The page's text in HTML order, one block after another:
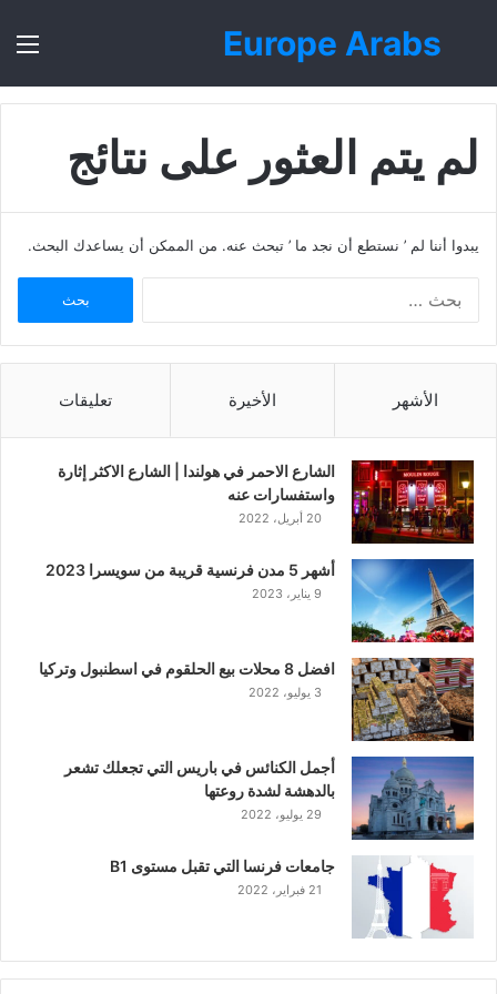
Europe Arabs
بحث
لم يتم العثور على نتائج
يبدوا أننا لم ’ نستطع أن نجد ما ’ تبحث عنه. من الممكن أن يساعدك البحث.
الأشهر الأخيرة تعليقات
الشارع الاحمر في هولندا | الشارع الاكثر إثارة
واستفسارات عنه
20 أبريل، 2022
أشهر 5 مدن فرنسية قريبة من سويسرا 2023
9 يناير، 2023
افضل 8 محلات بيع الحلقوم في اسطنبول وتركيا
3 يوليو، 2022
أجمل الكنائس في باريس التي تجعلك تشعر
بالدهشة لشدة روعتها
29 يوليو، 2022
جامعات فرنسا التي تقبل مستوى B1
21 فبراير، 2022